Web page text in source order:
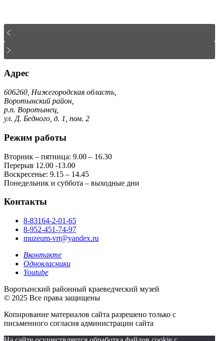
Адрес
606260, Нижегородская область,
Воротынский район,
р.п. Воротынец,
ул. Д. Бедного, д. 1, пом. 2
Режим работы
Вторник – пятница: 9.00 – 16.30
Перерыв 12.00 -13.00
Воскресенье: 9.15 – 14.45
Понедельник и суббота – выходные дни
Контакты
8-83164-2-01-65
8-952-451-74-97
muzeum-vrt@yandex.ru
Вконтакте
Однокласники
Youtube
Воротынский районный краеведческий музей
© 2025 Все права защищены
Копирование материалов сайта разрешено только с
письменного согласия администрации сайта